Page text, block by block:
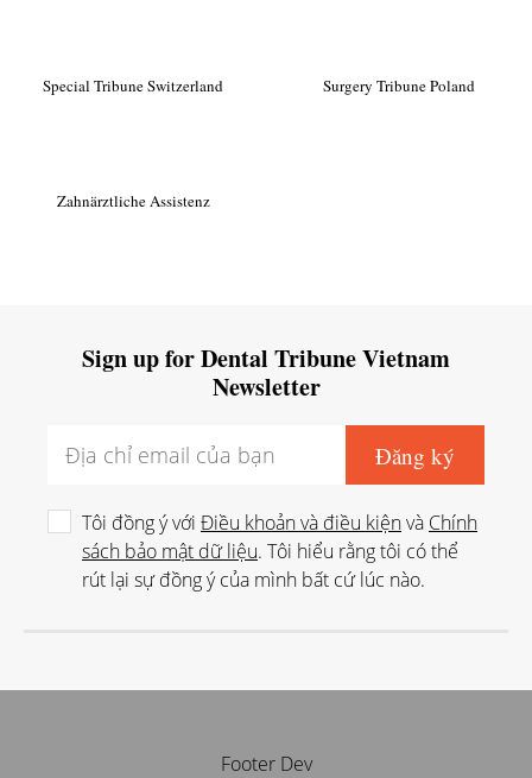
Special Tribune Switzerland Surgery Tribune Poland
Zahnärztliche Assistenz
Sign up for Dental Tribune Vietnam
Newsletter
Tôi đồng ý với Điều khoản và điều kiệnvà Chính
sách bảo mật dữ liệu. Tôi hiểu rằng tôi có thể
rút lại sự đồng ý của mình bất cứ lúc nào.
Footer Dev